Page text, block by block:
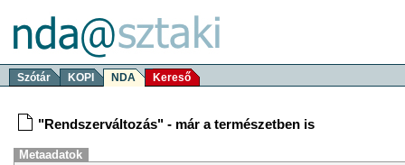
Szótár KOPI NDA Kereső
"Rendszerváltozás" - már a természetben is
Metaadatok